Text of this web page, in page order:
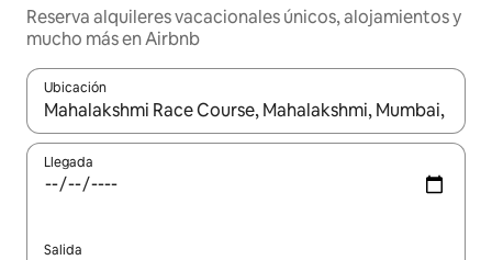
Reserva alquileres vacacionales únicos, alojamientos y
mucho más en Airbnb
Ubicación
Cuando los resultados estén disponibles, navega con las
Llegada
Salida